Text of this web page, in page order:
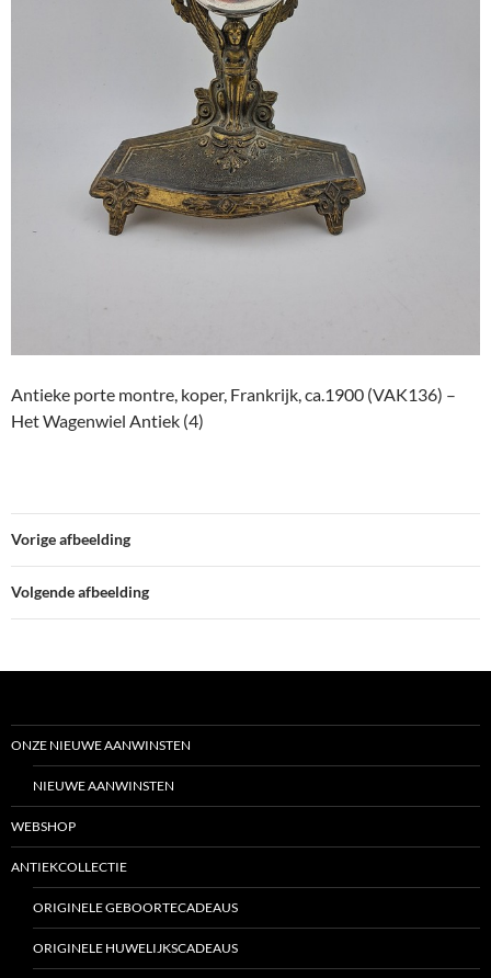
Antieke porte montre, koper, Frankrijk, ca.1900 (VAK136) –
Het Wagenwiel Antiek (4)
Vorige afbeelding
Volgende afbeelding
ONZE NIEUWE AANWINSTEN
NIEUWE AANWINSTEN
WEBSHOP
ANTIEKCOLLECTIE
ORIGINELE GEBOORTECADEAUS
ORIGINELE HUWELIJKSCADEAUS